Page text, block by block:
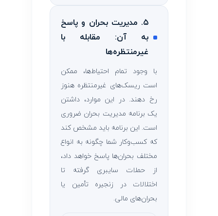
۵. مدیریت بحران و پاسخ
به آن: مقابله با
غیرمنتظره‌ها
با وجود تمام احتیاط‌ها، ممکن
است ریسک‌های غیرمنتظره هنوز
رخ دهند. در این موارد، داشتن
یک برنامه مدیریت بحران ضروری
است. این برنامه باید مشخص کند
که کسب‌وکار شما چگونه به انواع
مختلف بحران‌ها پاسخ خواهد داد،
از حملات سایبری گرفته تا
اختلالات در زنجیره تأمین یا
بحران‌های مالی.